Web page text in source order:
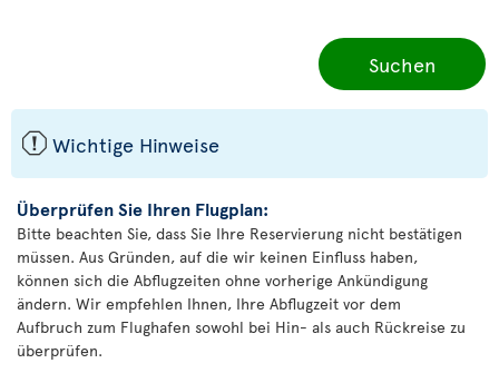
Suchen
ü Wichtige Hinweise
Überprüfen Sie Ihren Flugplan:
Bitte beachten Sie, dass Sie Ihre Reservierung nicht bestätigen
müssen. Aus Gründen, auf die wir keinen Einfluss haben,
können sich die Abflugzeiten ohne vorherige Ankündigung
ändern. Wir empfehlen Ihnen, Ihre Abflugzeit vor dem
Aufbruch zum Flughafen sowohl bei Hin- als auch Rückreise zu
überprüfen.